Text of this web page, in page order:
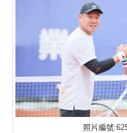
照片編號